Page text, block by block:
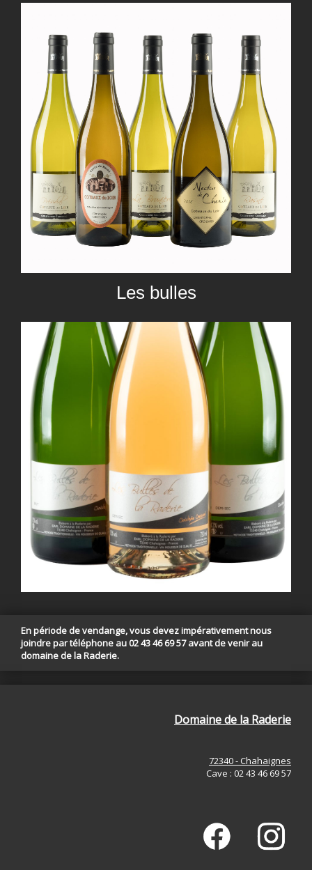
Les bulles
En période de vendange, vous devez impérativement nous
joindre par téléphone au 02 43 46 69 57 avant de venir au
domaine de la Raderie.
Domaine de la Raderie
72340 - Chahaignes
Cave : 02 43 46 69 57